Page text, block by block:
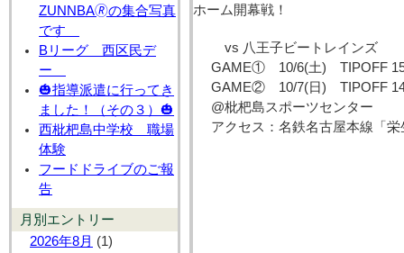
ZUNNBA🄬の集合写真
です
Bリーグ 西区民デ
ー
🎃指導派遣に行ってき
ました！（その３）🎃
西枇杷島中学校 職場
体験
フードドライブのご報
告
月別エントリー
2026年8月 (1)
ホーム開幕戦！
vs 八王子ビートレインズ
GAME① 10/6(土) TIPOFF
GAME② 10/7(日) TIPOFF
@枇杷島スポーツセンター
アクセス：名鉄名古屋本線「